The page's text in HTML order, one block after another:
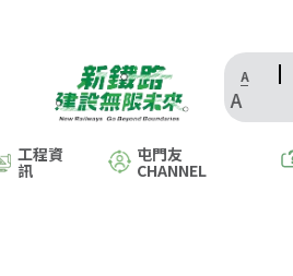
工程資
訊
屯門友
CHANNEL
A
A